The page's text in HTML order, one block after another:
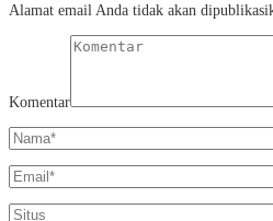
Alamat email Anda tidak akan
Komentar